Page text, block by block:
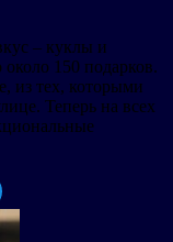
– куклы и
150 подарков.
из тех, которыми
Теперь на всех